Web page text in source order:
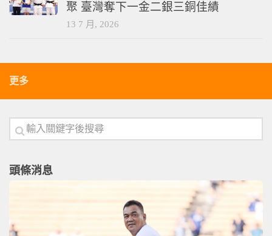
聚 臺灣奪下一金二銀三銅佳績
13 7 月, 2026
更多
頭條消息